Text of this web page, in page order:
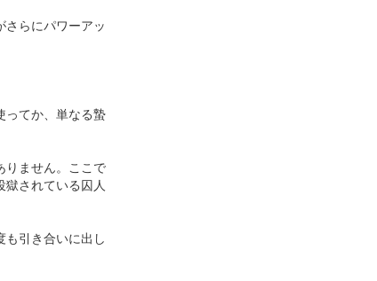
らにパワーアッ
ってか、単なる蟄
りません。ここで
されている囚人
引き合いに出し